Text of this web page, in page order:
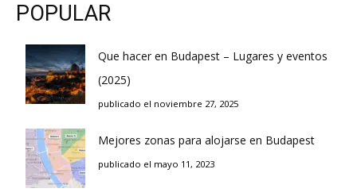
POPULAR
Que hacer en Budapest – Lugares y eventos
(2025)
publicado el noviembre 27, 2025
Mejores zonas para alojarse en Budapest
publicado el mayo 11, 2023